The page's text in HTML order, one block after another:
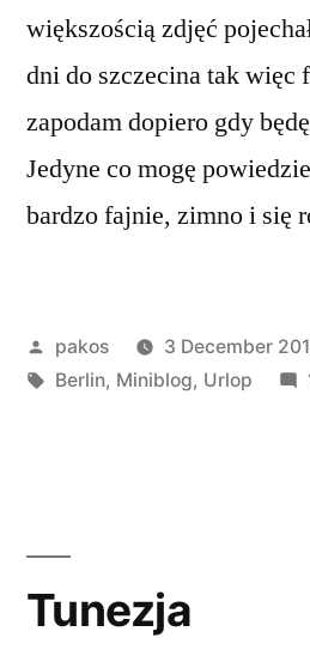
większością zdjęć
dni do szczecina tak
zapodam dopiero gdy
Jedyne co mogę
bardzo fajnie, zimno i się
Posted
by
pakos 3 December
Tags:
Berlin, Miniblog, Urlop
Tunezja